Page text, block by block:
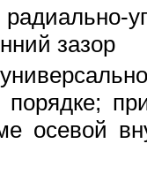
зазор
порядке;
осевой